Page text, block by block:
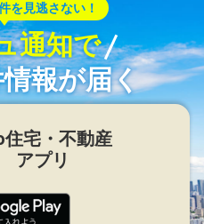
を見逃さない！
通知で
報が届く
住宅・不動産
アプリ